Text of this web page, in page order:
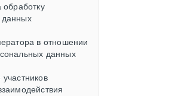
в отношении
данных